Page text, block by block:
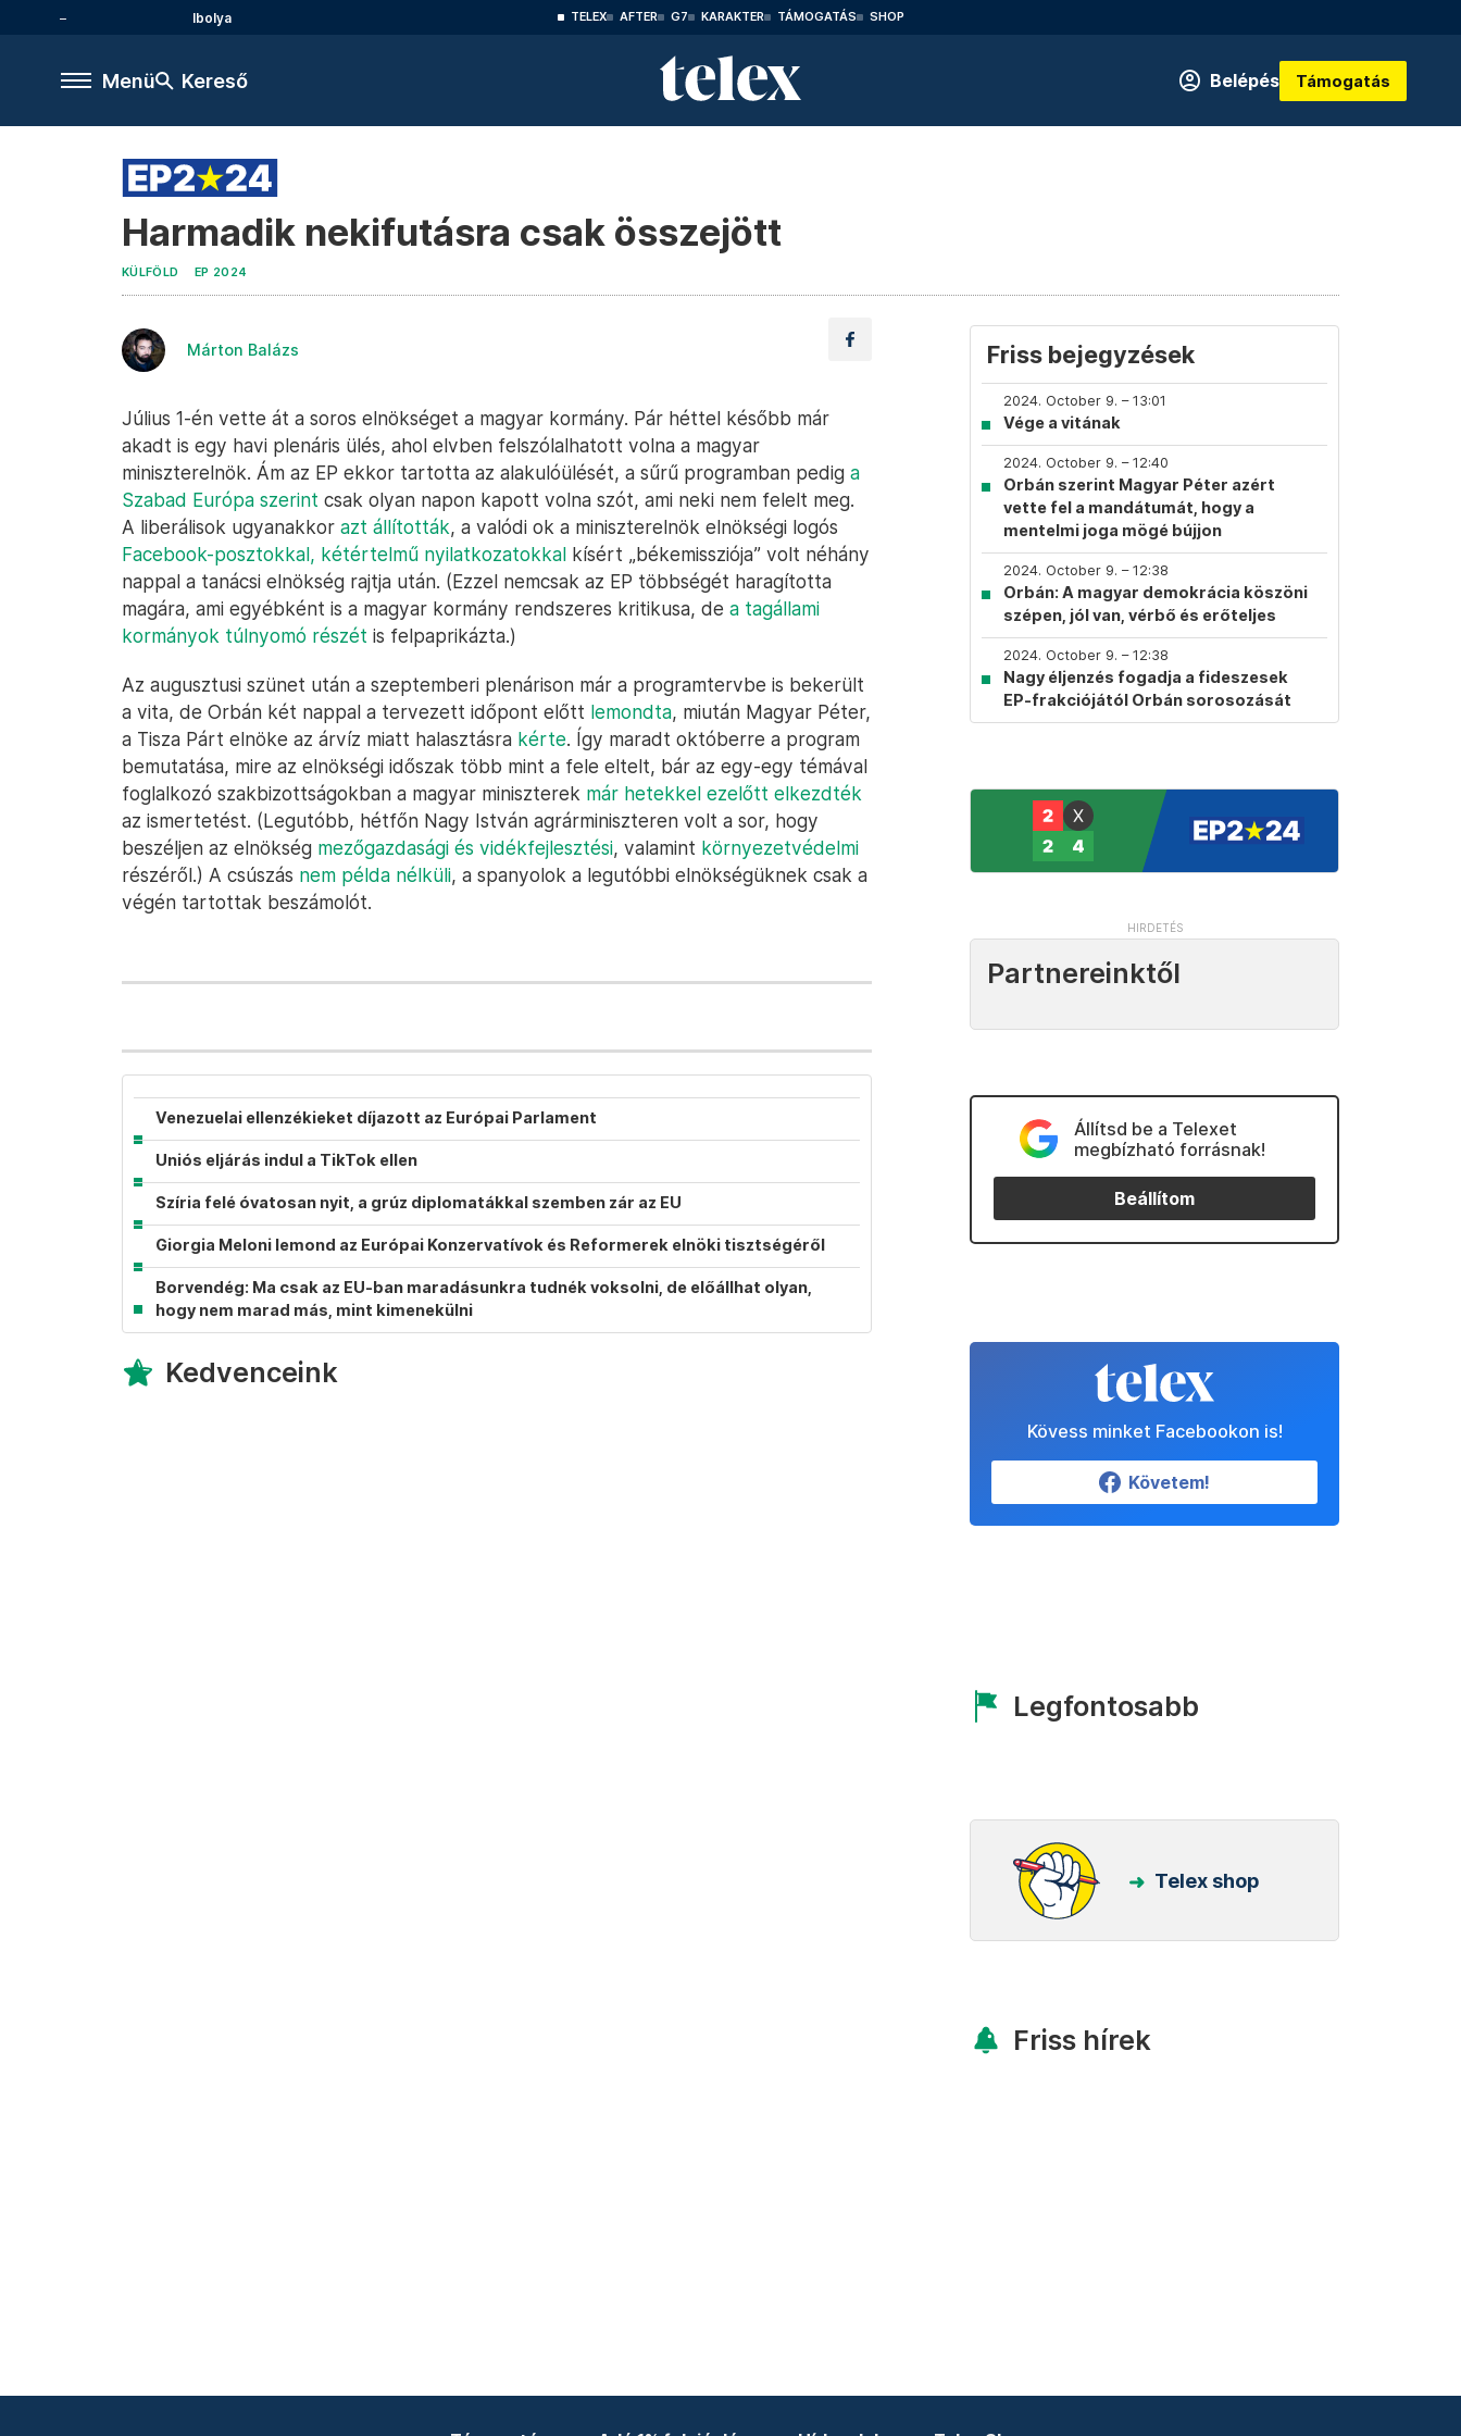
Ibolya TELEX AFTER G7 KARAKTER TÁMOGATÁS SHOP
Menü Kereső Belépés Támogatás
Harmadik nekifutásra csak összejött
KÜLFÖLD EP 2024
Márton Balázs
Július 1-én vette át a soros elnökséget a magyar kormány. Pár héttel később már
akadt is egy havi plenáris ülés, ahol elvben felszólalhatott volna a magyar
miniszterelnök. Ám az EP ekkor tartotta az alakulóülését, a sűrű programban pedig a
Szabad Európa szerint csak olyan napon kapott volna szót, ami neki nem felelt meg.
A liberálisok ugyanakkor azt állították, a valódi ok a miniszterelnök elnökségi logós
Facebook-posztokkal, kétértelmű nyilatkozatokkal kísért „békemissziója” volt néhány
nappal a tanácsi elnökség rajtja után. (Ezzel nemcsak az EP többségét haragította
magára, ami egyébként is a magyar kormány rendszeres kritikusa, de a tagállami
kormányok túlnyomó részét is felpaprikázta.)
Az augusztusi szünet után a szeptemberi plenárison már a programtervbe is bekerült
a vita, de Orbán két nappal a tervezett időpont előtt lemondta, miután Magyar Péter,
a Tisza Párt elnöke az árvíz miatt halasztásra kérte. Így maradt októberre a program
bemutatása, mire az elnökségi időszak több mint a fele eltelt, bár az egy-egy témával
foglalkozó szakbizottságokban a magyar miniszterek már hetekkel ezelőtt elkezdték
az ismertetést. (Legutóbb, hétfőn Nagy István agrárminiszteren volt a sor, hogy
beszéljen az elnökség mezőgazdasági és vidékfejlesztési, valamint környezetvédelmi
részéről.) A csúszás nem példa nélküli, a spanyolok a legutóbbi elnökségüknek csak a
végén tartottak beszámolót.
Venezuelai ellenzékieket díjazott az Európai Parlament
Uniós eljárás indul a TikTok ellen
Szíria felé óvatosan nyit, a grúz diplomatákkal szemben zár az EU
Giorgia Meloni lemond az Európai Konzervatívok és Reformerek elnöki tisztségéről
Borvendég: Ma csak az EU-ban maradásunkra tudnék voksolni, de előállhat olyan,
hogy nem marad más, mint kimenekülni
Kedvenceink
Friss bejegyzések
2024. October 9. – 13:01
Vége a vitának
2024. October 9. – 12:40
Orbán szerint Magyar Péter azért
vette fel a mandátumát, hogy a
mentelmi joga mögé bújjon
2024. October 9. – 12:38
Orbán: A magyar demokrácia köszöni
szépen, jól van, vérbő és erőteljes
2024. October 9. – 12:38
Nagy éljenzés fogadja a fideszesek
EP-frakciójától Orbán sorosozását
Partnereinktől
Állítsd be a Telexet
megbízható forrásnak!
Beállítom
Kövess minket Facebookon is!
Követem!
Legfontosabb
Telex shop
Friss hírek